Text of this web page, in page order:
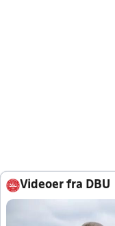
Videoer fra DBU